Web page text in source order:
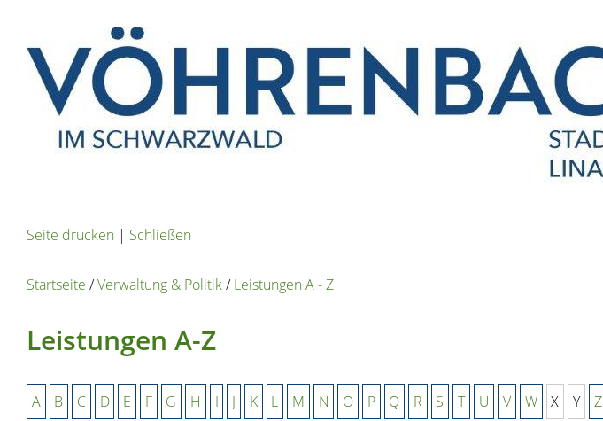
Seite drucken | Schließen
Startseite /Verwaltung & Politik/Leistungen A - Z
Leistungen A-Z
A B C D E F G H I J K L M N O P Q R S T U V W X Y Z